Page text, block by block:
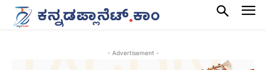
- Advertisement -